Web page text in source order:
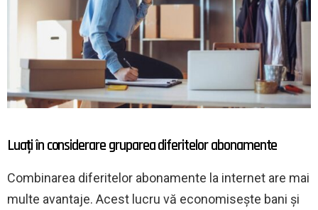
Luați în considerare gruparea diferitelor abonamente
Combinarea diferitelor abonamente la internet are mai
multe avantaje. Acest lucru vă economisește bani și